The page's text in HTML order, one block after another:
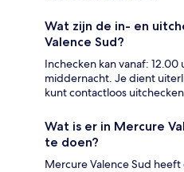
Wat zijn de in- en
Valence Sud?
Inchecken kan vanaf:
middernacht. Je dient
kunt contactloos
Wat is er in Mercure
te doen?
Mercure Valence Sud